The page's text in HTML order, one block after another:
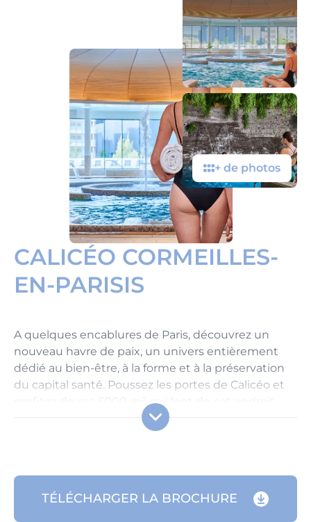
+ de photos
CALICÉO CORMEILLES-
EN-PARISIS
A quelques encablures de Paris, découvrez un
nouveau havre de paix, un univers entièrement
dédié au bien-être, à la forme et à la préservation
du capital santé. Poussez les portes de Calicéo et
profitez de ses 5000 m² qui font de cet endroit
l'un des plus grands espaces dédiés au bien-être
de lumière et des différents bassins chauffés en
intérieur et en extérieur pour apprécier les
bienfaits de la relaxation par l’eau, été comme
TÉLÉCHARGER LA BROCHURE